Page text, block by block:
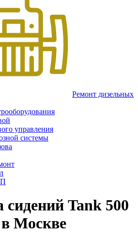
Ремонт дизельных
управления
системы
Tank 500
Москве